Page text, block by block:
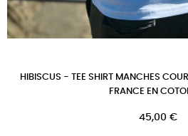
HIBISCUS - TEE SHIRT MANCHES
FRANCE EN
Prix
45,00 €